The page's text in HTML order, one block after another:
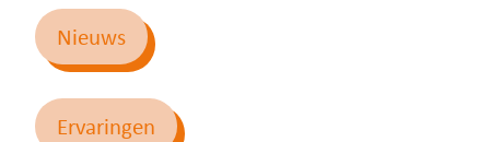
Nieuws
Ervaringen